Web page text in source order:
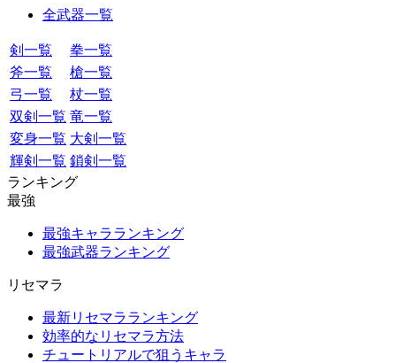
全武器一覧
剣一覧
拳一覧
斧一覧
槍一覧
弓一覧
杖一覧
双剣一覧 竜一覧
変身一覧 大剣一覧
輝剣一覧 鎖剣一覧
ランキング
最強
最強キャラランキング
最強武器ランキング
リセマラ
最新リセマラランキング
効率的なリセマラ方法
チュートリアルで狙うキャラ